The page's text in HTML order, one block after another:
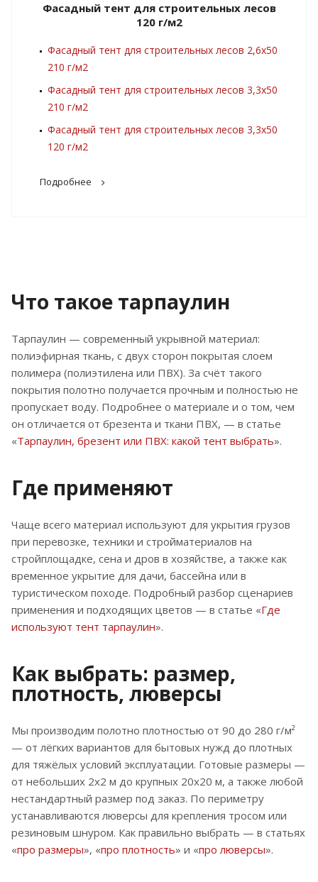
Фасадный тент для строительных лесов
120 г/м2
Фасадный тент для строительных лесов 2,6х50
210 г/м2
Фасадный тент для строительных лесов 3,3х50
210 г/м2
Фасадный тент для строительных лесов 3,3х50
120 г/м2
Подробнее
Что такое тарпаулин
Тарпаулин — современный укрывной материал:
полиэфирная ткань, с двух сторон покрытая слоем
полимера (полиэтилена или ПВХ). За счёт такого
покрытия полотно получается прочным и полностью не
пропускает воду. Подробнее о материале и о том, чем
он отличается от брезента и ткани ПВХ, — в статье
«Тарпаулин, брезент или ПВХ: какой тент выбрать».
Где применяют
Чаще всего материал используют для укрытия грузов
при перевозке, техники и стройматериалов на
стройплощадке, сена и дров в хозяйстве, а также как
временное укрытие для дачи, бассейна или в
туристическом походе. Подробный разбор сценариев
применения и подходящих цветов — в статье «Где
используют тент тарпаулин».
Как выбрать: размер,
плотность, люверсы
Мы производим полотно плотностью от 90 до 280 г/м²
— от лёгких вариантов для бытовых нужд до плотных
для тяжёлых условий эксплуатации. Готовые размеры —
от небольших 2х2 м до крупных 20х20 м, а также любой
нестандартный размер под заказ. По периметру
устанавливаются люверсы для крепления тросом или
резиновым шнуром. Как правильно выбрать — в статьях
«про размеры», «про плотность» и «про люверсы».